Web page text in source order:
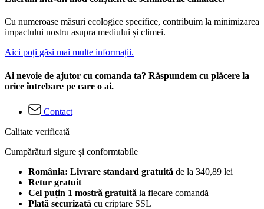
Cu numeroase măsuri ecologice specifice, contribuim la minimizarea
impactului nostru asupra mediului și climei.
Aici poți găsi mai multe informații.
Ai nevoie de ajutor cu comanda ta? Răspundem cu plăcere la
orice întrebare pe care o ai.
Contact
Calitate verificată
Cumpărături sigure și conformtabile
România: Livrare standard gratuită de la 340,89 lei
Retur gratuit
Cel puțin 1 mostră gratuită la fiecare comandă
Plată securizată cu criptare SSL